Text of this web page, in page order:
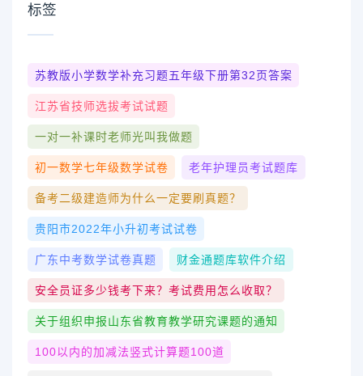
标签
苏教版小学数学补充习题五年级下册第32页答案
江苏省技师选拔考试试题
一对一补课时老师光叫我做题
初一数学七年级数学试卷 老年护理员考试题库
备考二级建造师为什么一定要刷真题？
贵阳市2022年小升初考试试卷
广东中考数学试卷真题 财金通题库软件介绍
安全员证多少钱考下来？考试费用怎么收取？
关于组织申报山东省教育教学研究课题的通知
100以内的加减法竖式计算题100道